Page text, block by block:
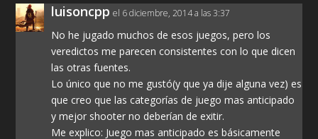
luisoncpp el 6 diciembre, 2014 a las 3:37
No he jugado muchos de esos juegos, pero los
veredictos me parecen consistentes con lo que dicen
las otras fuentes.
Lo único que no me gustó(y que ya dije alguna vez) es
que creo que las categorías de juego mas anticipado
y mejor shooter no deberían de exitir.
Me explico: Juego mas anticipado es básicamente